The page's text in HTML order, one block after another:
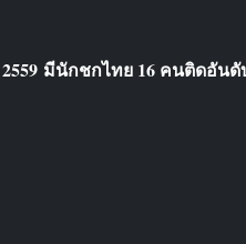
มีนักชกไทย 16 คนติดอัน